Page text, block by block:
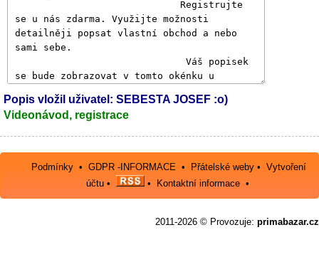
Popis vložil uživatel: SEBESTA JOSEF :o)
Videonávod, registrace
Podmínky •GDPR -INFORMACE • Přátelské weby •Vytvoření
účtu• • Kontaktní informace•
2011-2026 © Provozuje: primabazar.cz